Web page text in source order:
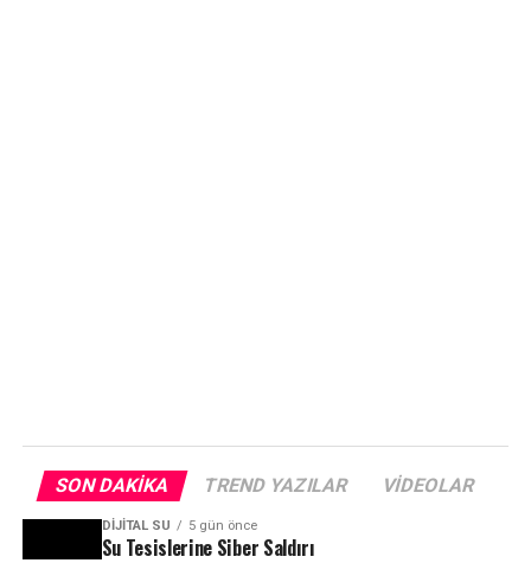
SON DAKIKA TREND YAZILAR VIDEOLAR
DIJITAL SU 5 gün önce
Su Tesislerine Siber Saldırı